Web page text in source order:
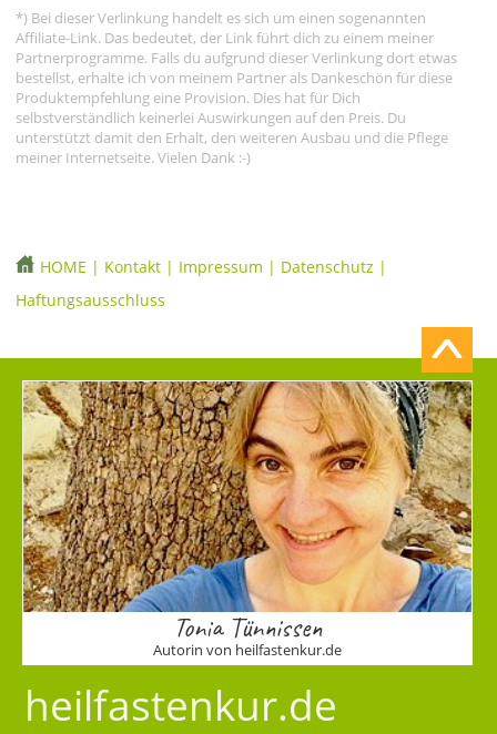
*) Bei dieser Verlinkung handelt es sich um einen sogenannten
Affiliate-Link. Das bedeutet, der Link führt dich zu einem meiner
Partnerprogramme. Falls du aufgrund dieser Verlinkung dort etwas
bestellst, erhalte ich von meinem Partner als Dankeschön für diese
Produktempfehlung eine Provision. Dies hat für Dich
selbstverständlich keinerlei Auswirkungen auf den Preis. Du
unterstützt damit den Erhalt, den weiteren Ausbau und die Pflege
meiner Internetseite. Vielen Dank :-)
HOME | Kontakt | Impressum | Datenschutz |
Haftungsausschluss
Tonia Tünnissen
Autorin von heilfastenkur.de
heilfastenkur.de